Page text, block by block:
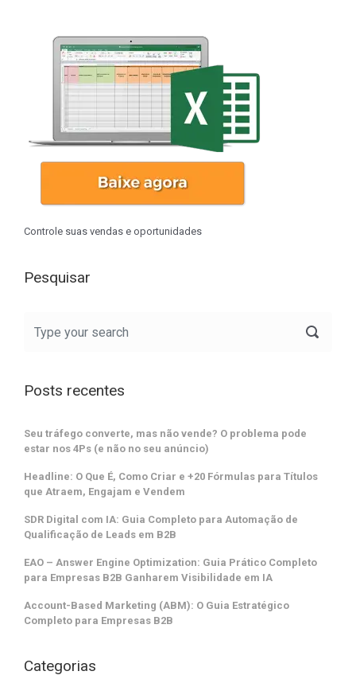
Controle suas vendas e oportunidades
Pesquisar
Posts recentes
Seu tráfego converte, mas não vende? O problema pode
estar nos 4Ps (e não no seu anúncio)
Headline: O Que É, Como Criar e +20 Fórmulas para Títulos
que Atraem, Engajam e Vendem
SDR Digital com IA: Guia Completo para Automação de
Qualificação de Leads em B2B
EAO – Answer Engine Optimization: Guia Prático Completo
para Empresas B2B Ganharem Visibilidade em IA
Account-Based Marketing (ABM): O Guia Estratégico
Completo para Empresas B2B
Categorias